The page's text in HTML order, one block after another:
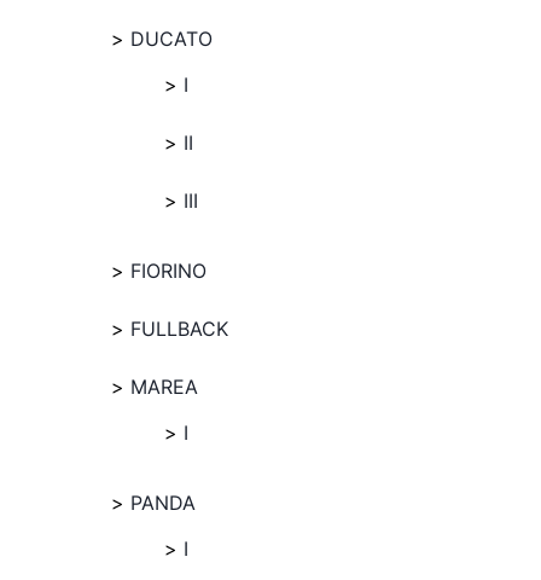
DUCATO
I
II
III
FIORINO
FULLBACK
MAREA
I
PANDA
I